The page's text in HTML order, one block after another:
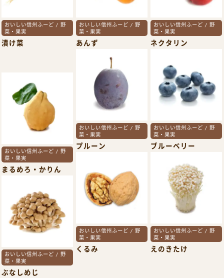
おいしい信州ふーど / 野
菜・果実
漬け菜
おいしい信州ふーど / 野
菜・果実
あんず
おいしい信州ふーど / 野
菜・果実
ネクタリン
おいしい信州ふーど / 野
菜・果実
プルーン
おいしい信州ふーど / 野
菜・果実
ブルーベリー
おいしい信州ふーど / 野
菜・果実
まるめろ・かりん
おいしい信州ふーど / 野
菜・果実
くるみ
おいしい信州ふーど / 野
菜・果実
えのきたけ
おいしい信州ふーど / 野
菜・果実
ぶなしめじ